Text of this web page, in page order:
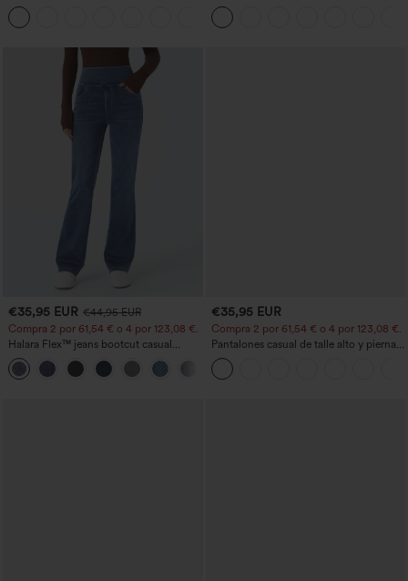
tiro alto ligeramente acampanados con
bolsillos
Work Pants
€35,95 EUR €44,95 EUR
Compra 2 por 61,54 € o 4 por 123,08 €.
Halara Flex™ jeans bootcut casual
lavados, de talle alto y con bolsillos
€35,95 EUR
Compra 2 por 61,54 € o 4 por 123,08 €.
Pantalones casual de talle alto y pierna
recta con tacto de lino y bolsillos